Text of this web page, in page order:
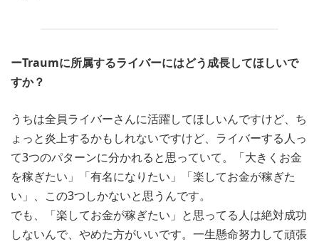
ーTraumに所属するライバーにはどう成長してほしいで
すか？
うちは全員ライバーさんに活躍してほしいんですけど、ち
ょっと炎上するかもしれないですけど、ライバーする人っ
て3つのパターンに分かれると思っていて。「大きくお金
を稼ぎたい」「有名になりたい」「楽してお金が稼ぎた
い」、この3つしかないと思うんです。
でも、「楽してお金が稼ぎたい」と思ってる人は絶対成功
しないんで、やめた方がいいです。一生懸命努力して頑張